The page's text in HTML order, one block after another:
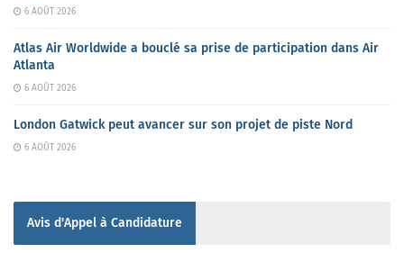
6 AOÛT 2026
Atlas Air Worldwide a bouclé sa prise de participation dans Air
Atlanta
6 AOÛT 2026
London Gatwick peut avancer sur son projet de piste Nord
6 AOÛT 2026
Avis d'Appel à Candidature